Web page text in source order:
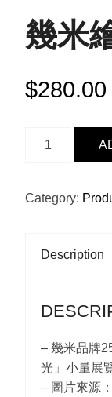
幾米
$280.00
本
QUANTITY
Category:
Description
– 幾米品牌
光」小量展
– 圖片來源